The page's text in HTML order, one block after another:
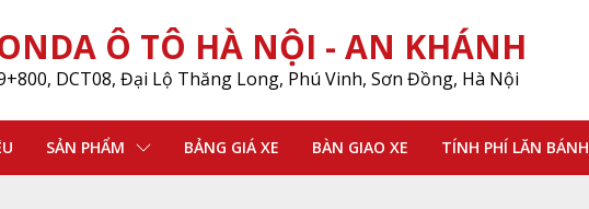
Ô TÔ HÀ NỘI - AN KHÁNH
DCT08, Đại Lộ Thăng Long, Phú Vinh, Sơn Đồng, Hà Nội
SẢN PHẨM BẢNG GIÁ XE BÀN GIAO XE TÍNH PHÍ LĂN BÁNH